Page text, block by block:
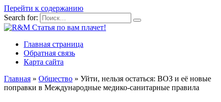
Перейти к содержанию
Search for:
Главная страница
Обратная связь
Карта сайта
Главная » Общество » Уйти, нельзя остаться: ВОЗ и её новые
поправки в Международные медико-санитарные правила